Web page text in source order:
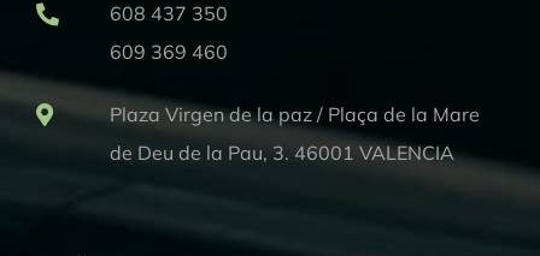
608 437 350
609 369 460
Plaza Virgen de la paz / Plaça de la Mare
de Deu de la Pau, 3. 46001 VALENCIA